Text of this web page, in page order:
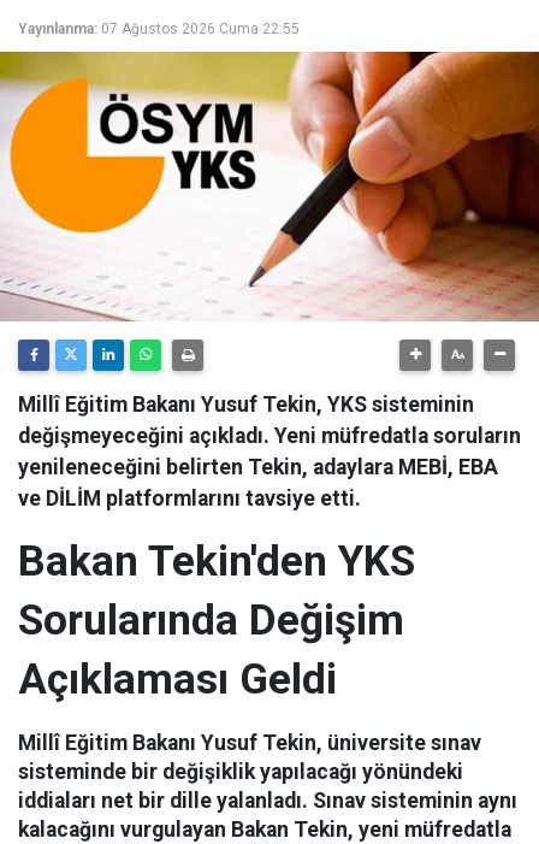
Yayınlanma: 07 Ağustos 2026 Cuma 22:55
Millî Eğitim Bakanı Yusuf Tekin, YKS sisteminin
değişmeyeceğini açıkladı. Yeni müfredatla soruların
yenileneceğini belirten Tekin, adaylara MEBİ, EBA
ve DİLİM platformlarını tavsiye etti.
Bakan Tekin'den YKS
Sorularında Değişim
Açıklaması Geldi
Millî Eğitim Bakanı Yusuf Tekin, üniversite sınav
sisteminde bir değişiklik yapılacağı yönündeki
iddiaları net bir dille yalanladı. Sınav sisteminin aynı
kalacağını vurgulayan Bakan Tekin, yeni müfredatla